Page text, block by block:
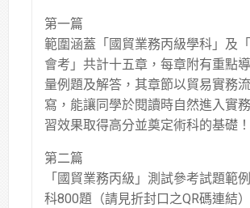
第一篇
範圍涵蓋「國貿業務丙級學科」及
會考」共計十五章，每章附有重點
量例題及解答，其章節以貿易實務
寫，能讓同學於閱讀時自然進入實
習效果取得高分並奠定術科的基礎！
第二篇
「國貿業務丙級」測試參考試題範
科800題（請見折封口之QR碼連結